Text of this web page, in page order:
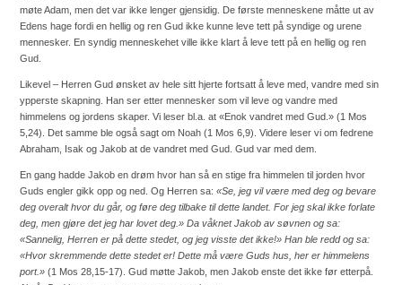
møte Adam, men det var ikke lenger gjensidig. De første menneskene måtte ut av
Edens hage fordi en hellig og ren Gud ikke kunne leve tett på syndige og urene
mennesker. En syndig menneskehet ville ikke klart å leve tett på en hellig og ren
Gud.
Likevel – Herren Gud ønsket av hele sitt hjerte fortsatt å leve med, vandre med sin
ypperste skapning. Han ser etter mennesker som vil leve og vandre med
himmelens og jordens skaper. Vi leser bl.a. at «Enok vandret med Gud.» (1 Mos
5,24). Det samme ble også sagt om Noah (1 Mos 6,9). Videre leser vi om fedrene
Abraham, Isak og Jakob at de vandret med Gud. Gud var med dem.
En gang hadde Jakob en drøm hvor han så en stige fra himmelen til jorden hvor
Guds engler gikk opp og ned. Og Herren sa: «Se, jeg vil være med deg og bevare
deg overalt hvor du går, og føre deg tilbake til dette landet. For jeg skal ikke forlate
deg, men gjøre det jeg har lovet deg.» Da våknet Jakob av søvnen og sa:
«Sannelig, Herren er på dette stedet, og jeg visste det ikke!» Han ble redd og sa:
«Hvor skremmende dette stedet er! Dette må være Guds hus, her er himmelens
port.» (1 Mos 28,15-17). Gud møtte Jakob, men Jakob enste det ikke før etterpå.